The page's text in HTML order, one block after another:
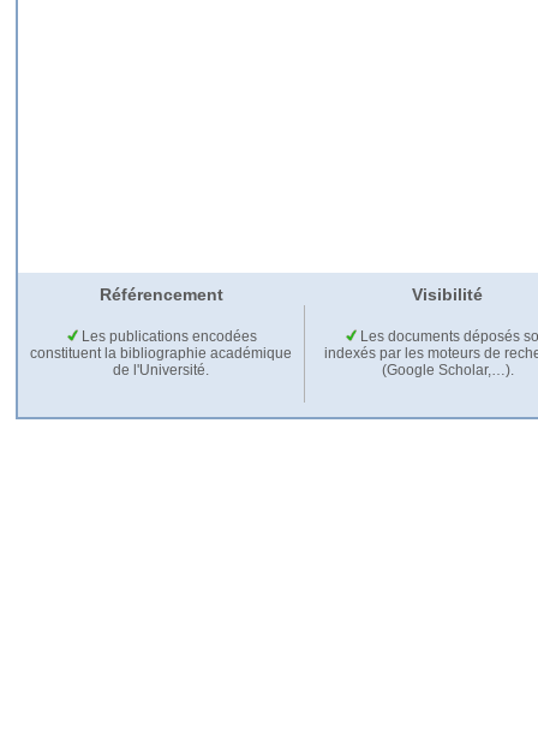
Référencement Visibilité
Les publications encodées
constituent la bibliographie académique
de l'Université.
Les documents déposés
indexés par les moteurs de
(Google Scholar,…).